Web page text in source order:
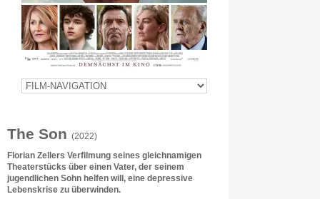
The Son (2022)
Florian Zellers Verfilmung seines gleichnamigen
Theaterstücks über einen Vater, der seinem
jugendlichen Sohn helfen will, eine depressive
Lebenskrise zu überwinden.